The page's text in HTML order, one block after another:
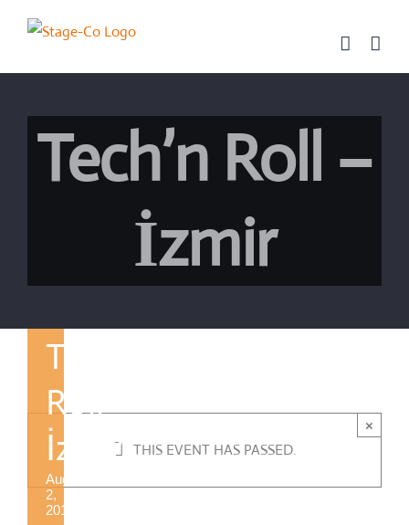
Tech’n Roll –
İzmir
×
THIS EVENT HAS PASSED.
Tech’n
Roll –
İzmir
August
2,
2018